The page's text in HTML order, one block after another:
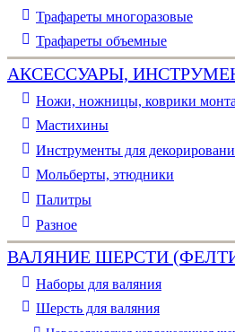
Трафареты многоразовые
Трафареты объемные
АКСЕССУАРЫ,
Ножи, ножницы, коврики
Мастихины
Инструменты для
Мольберты, этюдники
Палитры
Разное
ВАЛЯНИЕ ШЕРСТИ
Наборы для валяния
Шерсть для валяния